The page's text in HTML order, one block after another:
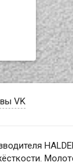
VK